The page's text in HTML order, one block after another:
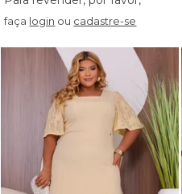
faça login ou cadastre-se